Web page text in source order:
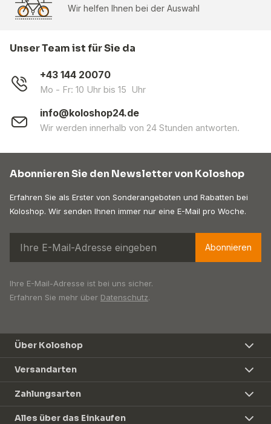
Wir helfen Ihnen bei der Auswahl
Unser Team ist für Sie da
+43 144 20070
Mo - Fr: 10 Uhr bis 15 Uhr
info@koloshop24.de
Wir werden innerhalb von 24 Stunden antworten.
Abonnieren Sie den Newsletter von Koloshop
Erfahren Sie als Erster von Sonderangeboten und Rabatten bei
Koloshop. Wir senden Ihnen immer nur eine E-Mail pro Woche.
Abonnieren
Ihre E-Mail-Adresse ist bei uns sicher.
Erfahren Sie mehr über Datenschutz.
Über Koloshop
Versandarten
Zahlungsarten
Alles über das Einkaufen